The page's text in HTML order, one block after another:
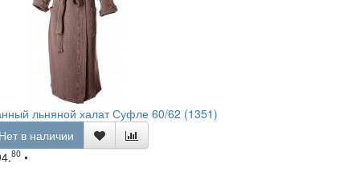
льняной халат Суфле 60/62 (1351)
в наличии
80 •